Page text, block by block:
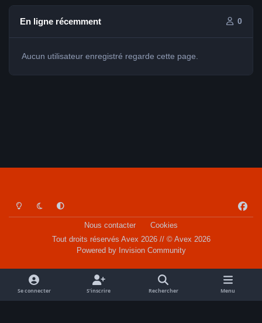
En ligne récemment 0
Aucun utilisateur enregistré regarde cette page.
Light ModeDark ModeSystem Preference
a
o
k
Nous contacter
Cookies
Tout droits réservés Avex 2026 // © Avex 2026
Powered by Invision Community
Se connecter S’inscrire Rechercher Menu